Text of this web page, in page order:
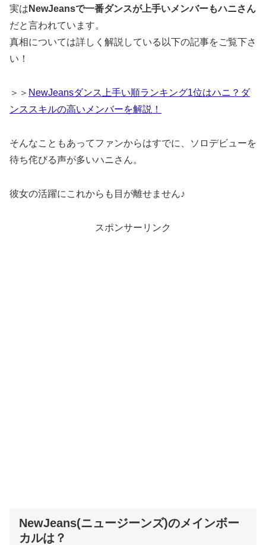
実は NewJeansで一番ダンスが上手いメンバーもハニさん
だと言われています。
真相については詳しく解説している以下の記事をご覧下さ
い！
＞＞ NewJeansダンス上手い順ランキング1位はハニ？ダ
ンススキルの高いメンバーを解説！
そんなこともあってファンからはすでに、ソロデビューを
待ち侘びる声が多いハニさん。
彼女の活躍にこれからも目が離せません♪
スポンサーリンク
NewJeans(ニュージーンズ)のメインボー
カルは？